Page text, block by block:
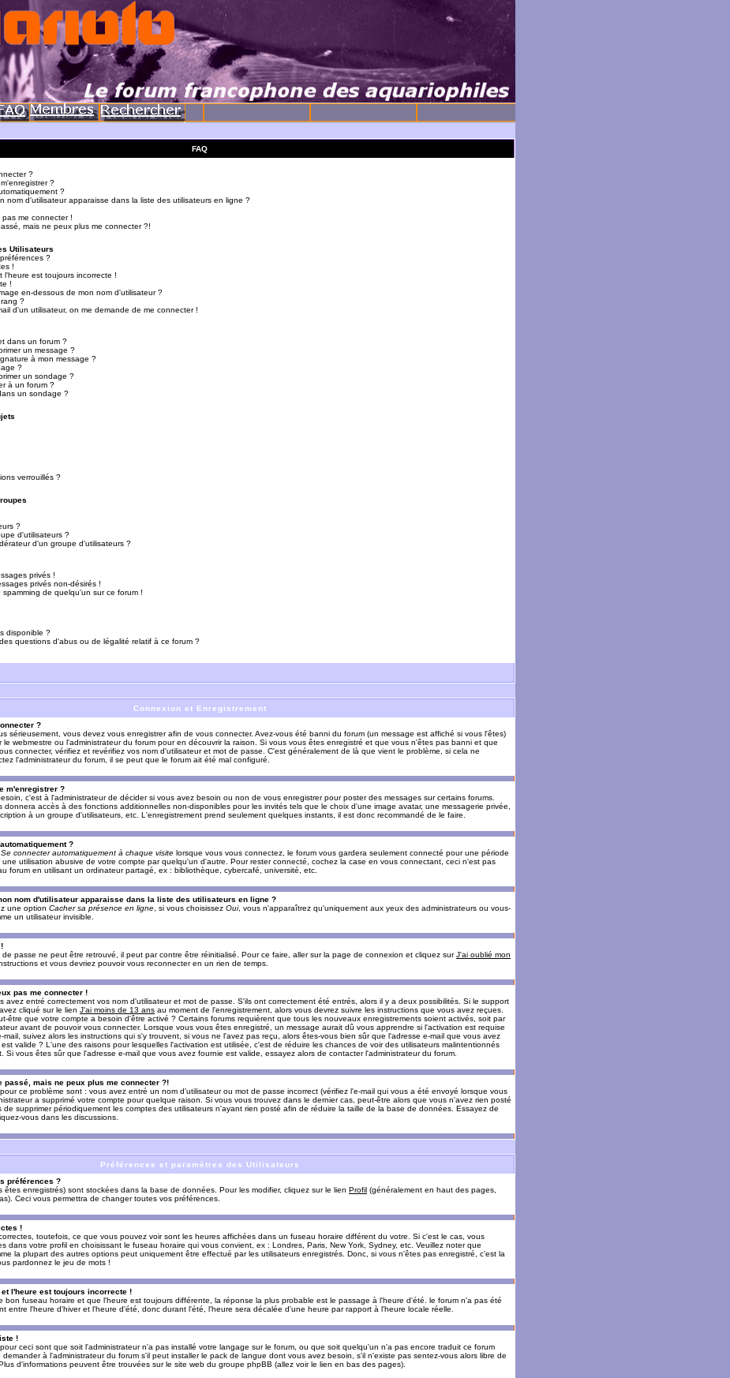
FAQ
?
?
?
nom d'utilisateur apparaisse dans la liste des utilisateurs en ligne ?
me connecter !
mais ne peux plus me connecter ?!
Utilisateurs
?
!
est toujours incorrecte !
!
en-dessous de mon nom d'utilisateur ?
?
d'un utilisateur, on me demande de me connecter !
dans un forum ?
un message ?
à mon message ?
?
un sondage ?
à un forum ?
un sondage ?
verrouillés ?
?
d'utilisateurs ?
d'un groupe d'utilisateurs ?
privés !
privés non-désirés !
de quelqu'un sur ce forum !
disponible ?
questions d'abus ou de légalité relatif à ce forum ?
Connexion et Enregistrement
?
sérieusement, vous devez vous enregistrer afin de vous connecter. Avez-vous été banni du forum (un message est affiché si vous l'êtes)
le webmestre ou l'administrateur du forum pour en découvrir la raison. Si vous vous êtes enregistré et que vous n'êtes pas banni et que
connecter, vérifiez et revérifiez vos nom d'utilisateur et mot de passe. C'est généralement de là que vient le problème, si cela ne
l'administrateur du forum, il se peut que le forum ait été mal configuré.
m'enregistrer ?
c'est à l'administrateur de décider si vous avez besoin ou non de vous enregistrer pour poster des messages sur certains forums.
donnera accès à des fonctions additionnelles non-disponibles pour les invités tels que le choix d'une image avatar, une messagerie privée,
à un groupe d'utilisateurs, etc. L'enregistrement prend seulement quelques instants, il est donc recommandé de le faire.
?
Se connecter automatiquement à chaque visite lorsque vous vous connectez, le forum vous gardera seulement connecté pour une période
utilisation abusive de votre compte par quelqu'un d'autre. Pour rester connecté, cochez la case en vous connectant, ceci n'est pas
forum en utilisant un ordinateur partagé, ex : bibliothèque, cybercafé, université, etc.
nom d'utilisateur apparaisse dans la liste des utilisateurs en ligne ?
une option Cacher sa présence en ligne , si vous choisissez Oui, vous n'apparaîtrez qu'uniquement aux yeux des administrateurs ou vous-
un utilisateur invisible.
passe ne peut être retrouvé, il peut par contre être réinitialisé. Pour ce faire, aller sur la page de connexion et cliquez surJ'ai oublié mon
et vous devriez pouvoir vous reconnecter en un rien de temps.
pas me connecter !
avez entré correctement vos nom d'utilisateur et mot de passe. S'ils ont correctement été entrés, alors il y a deux possibilités. Si le support
cliqué sur le lien J'ai moins de 13 ans au moment de l'enregistrement, alors vous devrez suivre les instructions que vous avez reçues.
être que votre compte a besoin d'être activé ? Certains forums requièrent que tous les nouveaux enregistrements soient activés, soit par
avant de pouvoir vous connecter. Lorsque vous vous êtes enregistré, un message aurait dû vous apprendre si l'activation est requise
suivez alors les instructions qui s'y trouvent, si vous ne l'avez pas reçu, alors êtes-vous bien sûr que l'adresse e-mail que vous avez
valide ? L'une des raisons pour lesquelles l'activation est utilisée, c'est de réduire les chances de voir des utilisateurs malintentionnés
Si vous êtes sûr que l'adresse e-mail que vous avez fournie est valide, essayez alors de contacter l'administrateur du forum.
passé, mais ne peux plus me connecter ?!
ce problème sont : vous avez entré un nom d'utilisateur ou mot de passe incorrect (vérifiez l'e-mail qui vous a été envoyé lorsque vous
a supprimé votre compte pour quelque raison. Si vous vous trouvez dans le dernier cas, peut-être alors que vous n'avez rien posté
de supprimer périodiquement les comptes des utilisateurs n'ayant rien posté afin de réduire la taille de la base de données. Essayez de
vous dans les discussions.
Préférences et paramètres des Utilisateurs
préférences ?
êtes enregistrés) sont stockées dans la base de données. Pour les modifier, cliquez sur le lien Profil (généralement en haut des pages,
Ceci vous permettra de changer toutes vos préférences.
!
toutefois, ce que vous pouvez voir sont les heures affichées dans un fuseau horaire différent du votre. Si c'est le cas, vous
dans votre profil en choisissant le fuseau horaire qui vous convient, ex : Londres, Paris, New York, Sydney, etc. Veuillez noter que
la plupart des autres options peut uniquement être effectué par les utilisateurs enregistrés. Donc, si vous n'êtes pas enregistré, c'est la
pardonnez le jeu de mots !
l'heure est toujours incorrecte !
bon fuseau horaire et que l'heure est toujours différente, la réponse la plus probable est le passage à l'heure d'été. le forum n'a pas été
entre l'heure d'hiver et l'heure d'été, donc durant l'été, l'heure sera décalée d'une heure par rapport à l'heure locale réelle.
!
ceci sont que soit l'administrateur n'a pas installé votre langage sur le forum, ou que soit quelqu'un n'a pas encore traduit ce forum
à l'administrateur du forum s'il peut installer le pack de langue dont vous avez besoin, s'il n'existe pas sentez-vous alors libre de
d'informations peuvent être trouvées sur le site web du groupe phpBB (allez voir le lien en bas des pages).